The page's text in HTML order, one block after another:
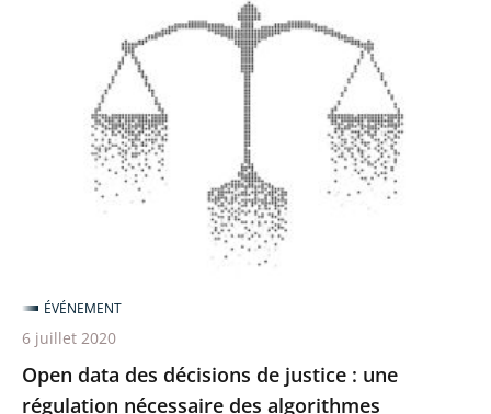
décisions
des
algorithmes
Open data des décisions de justice : une
régulation nécessaire des algorithmes
ÉVÉNEMENT
6 juillet 2020